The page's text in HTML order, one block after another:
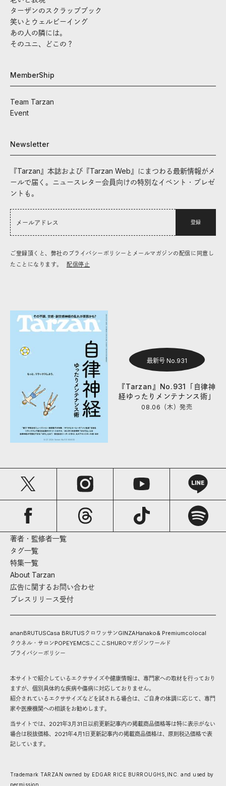
ターザンのスクラップブック
笑いとウェルビーイング
あの人の隣には。
そのユニ、どこの？
MemberShip
Team Tarzan
Event
Newsletter
『Tarzan』本誌および『Tarzan Web』にまつわる最新情報がメ
ールで届く。ニュースレター会員向けの特別なイベント・プレゼ
ントも。
登録
ご登録頂くと、弊社のプライバシーポリシーとメールマガジンの配信に同意し
たことになります。
配信停止
最新号 No.931
『Tarzan』No.931「自律神
経ゆったりメンテナンス術」
08.06（木）発売
著者・監修者一覧
タグ一覧
特集一覧
About Tarzan
広告に関するお問い合わせ
プレスリリース受付
ananBRUTUSCasa BRUTUS クロワッサンGINZAHanako& Premiumcolocal
クウネル・サロンPOPEYEMCS こここ SHUROマガジンワールド
プライバシーポリシー
本サイトで紹介しているエクササイズや健康情報は、専門家への取材を行っており
ますが、個別具体的な疾病や傷病に対応しておりません。
紹介されているエクササイズなどを試される場合は、ご自身の体調に応じて、専門
家や医療機関への相談をお勧めします。
当サイトでは、2021年3月31日以前更新記事内の掲載商品価格等は特に表示がない
場合は税抜価格、2021年4月1日更新記事内の掲載商品価格は、原則税込価格で表
記しています。
Trademark TARZAN owned by EDGAR RICE BURROUGHS,INC. and used by
permission.